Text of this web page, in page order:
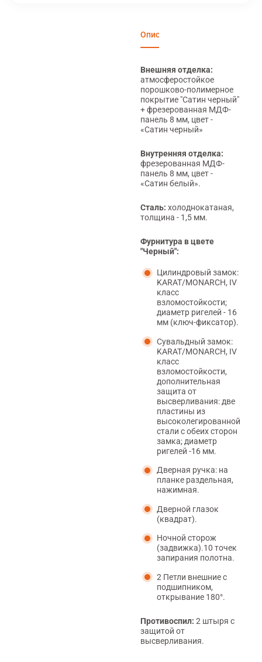
Описание
Внешняя отделка:
атмосферостойкое
порошково-полимерное
покрытие "Cатин черный"
+ фрезерованная МДФ-
панель 8 мм, цвет -
«Cатин черный»
Внутренняя отделка:
фрезерованная МДФ-
панель 8 мм, цвет -
«Cатин белый».
Сталь: холоднокатаная,
толщина - 1,5 мм.
Фурнитура в цвете
"Черный":
Цилиндровый замок:
KARAT/MONARCH, IV
класс
взломостойкости;
диаметр ригелей - 16
мм (ключ-фиксатор).
Сувальдный замок:
KARAT/MONARCH, IV
класс
взломостойкости,
дополнительная
защита от
высверливания: две
пластины из
высоколегированной
стали с обеих сторон
замка; диаметр
ригелей -16 мм.
Дверная ручка: на
планке раздельная,
нажимная.
Дверной глазок
(квадрат).
Ночной сторож
(задвижка).10 точек
запирания полотна.
2 Петли внешние с
подшипником,
открывание 180°.
Противоспил: 2 штыря с
защитой от
высверливания.